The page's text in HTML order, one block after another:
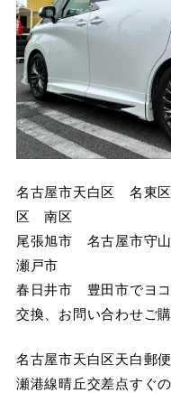
名古屋市天白区 名
区 南区
尾張旭市 名古屋市
瀬戸市
春日井市 豊田市でヨ
交換、お問い合わせご
名古屋市天白区天白郵
瀬港線晴丘交差点すぐ